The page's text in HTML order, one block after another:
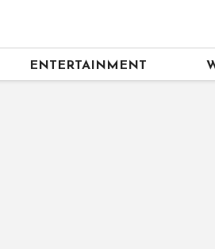
ENTERTAINMENT